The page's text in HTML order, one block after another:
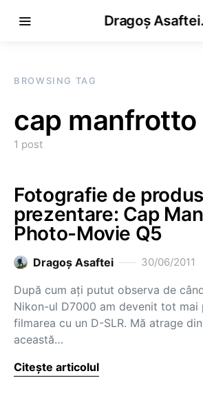
Dragoș
BROWSING TAG
cap
1 post
Fotografie de
prezentare: Cap
Photo-Movie Q5
Dragoş Asaftei 30/06/2011
După cum ați putut observa de
Nikon-ul D7000 am devenit tot mai
filmarea cu un D-SLR. Mă atrage
această…
Citește articolul